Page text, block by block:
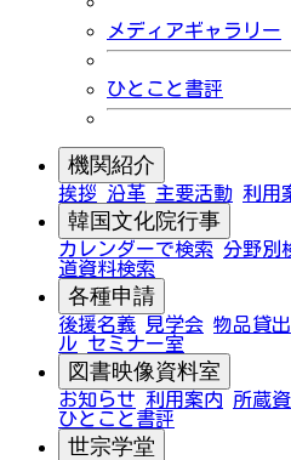
メディアギャラリー
ひとこと書評
機関紹介
挨拶 沿革 主要活動 利用
韓国文化院行事
カレンダーで検索 分野別
道資料検索
各種申請
後援名義 見学会 物品貸出
ル セミナー室
図書映像資料室
お知らせ 利用案内 所蔵
ひとこと書評
世宗学堂